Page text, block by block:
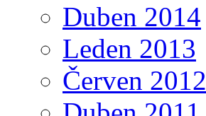
Duben 2014
Leden 2013
Červen 2012